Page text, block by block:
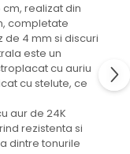
realizat din
completate
4 mm si discuri
este un
cu auriu
cu stelute, ce
aur de 24K
rezistenta si
dintre tonurile